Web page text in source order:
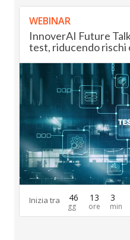
WEBINAR
InnoverAI Future
test, riducendo rischi
Inizia tra 46 13 3